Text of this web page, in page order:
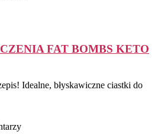
FAT BOMBS KETO
Idealne, błyskawiczne ciastki do